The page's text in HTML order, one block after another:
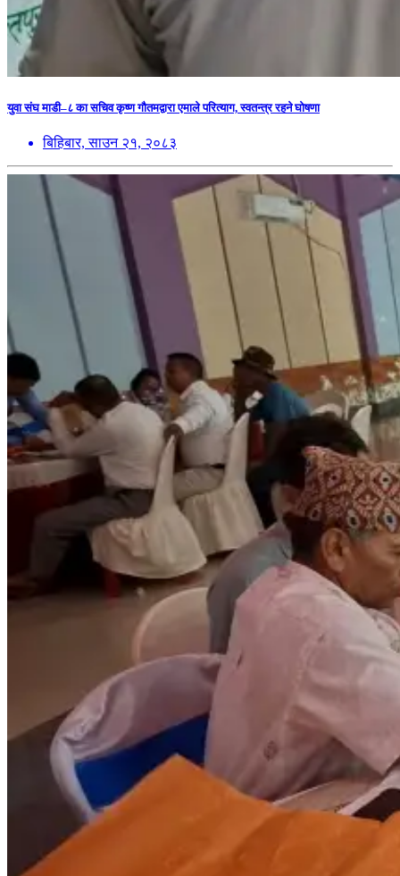
युवा संघ माडी–८ का सचिव कृष्ण गौतमद्वारा एमाले परित्याग, स्वतन्त्र रहने घोषणा
बिहिबार, साउन २१, २०८३